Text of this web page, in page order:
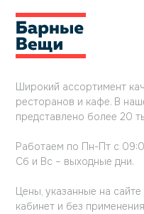
Широкий ассортимент
ресторанов и кафе. В
представлено более 20
Работаем по Пн-Пт с
Сб и Вс – выходные дни.
Цены, указанные на
кабинет и без